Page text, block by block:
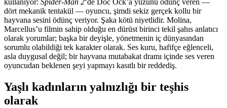
kullanıyor: Spider-Man 2‘de Doc Ock’a yüzünü ödünç veren —
dört mekanik tentakül — oyuncu, şimdi sekiz gerçek kollu bir
hayvana sesini ödünç veriyor. Şaka kötü niyetlidir. Molina,
Marcellus’u filmin sahip olduğu en dürüst birinci tekil şahıs anlatıcı
olarak yorumlar; başka bir deyişle, yönetmenin iç dünyasından
sorumlu olabildiği tek karakter olarak. Ses kuru, hafifçe eğlenceli,
asla duygusal değil; bir hayvana mutabakat dramı içinde ses veren
oyuncudan beklenen şeyi yapmayı kasıtlı bir reddediş.
Yaşlı kadınların yalnızlığı bir teşhis
olarak